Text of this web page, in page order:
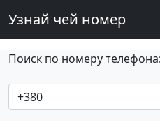
Узнай чей номер
Поиск по номеру телефона: